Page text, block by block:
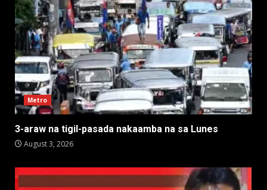
Metro
3-araw na tigil-pasada nakaamba na sa Lunes
August 3, 2026